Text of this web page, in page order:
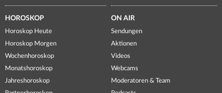
HOROSKOP
Horoskop Heute
Horoskop Morgen
Wochenhoroskop
Monatshoroskop
Jahreshoroskop
ON AIR
Sendungen
Aktionen
Videos
Webcams
Moderatoren & Team